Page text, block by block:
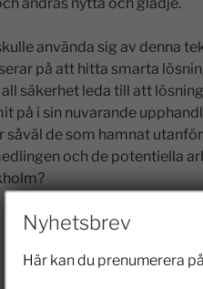
använda sig av denna
på att hitta smarta
säkerhet leda till att
på i sin nuvarande
de som hamnat utanför
och de potentiella
Nyhetsbrev
Här kan du prenumerera